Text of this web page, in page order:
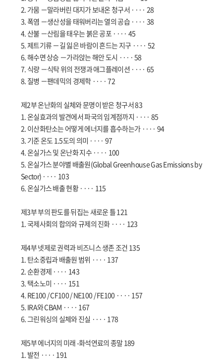
2. 가뭄 －말라버린 대지가 보내온 청구서 ···· 28
3. 폭염 －생산성을 태워버리는 열의 공습 ···· 38
4. 산불 －산림을 태우는 붉은 공포 ···· 45
5. 제트기류 －길 잃은 바람이 흔드는 지구 ···· 52
6. 해수면 상승 －가라앉는 해안 도시 ···· 58
7. 식량 －식탁 위의 전쟁과 애그플레이션 ···· 65
8. 질병 －팬데믹의 경제학 ···· 72
제2부 온난화의 실체와 문명이 받은 청구서 83
1. 온실효과의 발견에서 파국의 임계점까지 ···· 85
2. 이산화탄소는 어떻게 에너지를 흡수하는가 ···· 94
3. 기준 온도 1.5도의 의미 ···· 97
4. 온실가스 및 온난화 지수 ···· 100
5. 온실가스 분야별 배출원(Global Greenhouse Gas Emissions by
Sector) ···· 103
6. 온실가스 배출 현황 ···· 115
제3부 부의 판도를 뒤집는 새로운 틀 121
1. 국제사회의 합의와 규제의 진화 ···· 123
제4부 넷제로 권력과 비즈니스 생존 조건 135
1. 탄소중립과 배출원 범위 ···· 137
2. 순환경제 ···· 143
3. 택소노미 ···· 151
4. RE100 / CF100 / NE100 / FE100 ···· 157
5. IRA와 CBAM ···· 167
6. 그린워싱의 실체와 진실 ···· 178
제5부 에너지의 미래 -화석연료의 종말 189
1. 발전 ···· 191